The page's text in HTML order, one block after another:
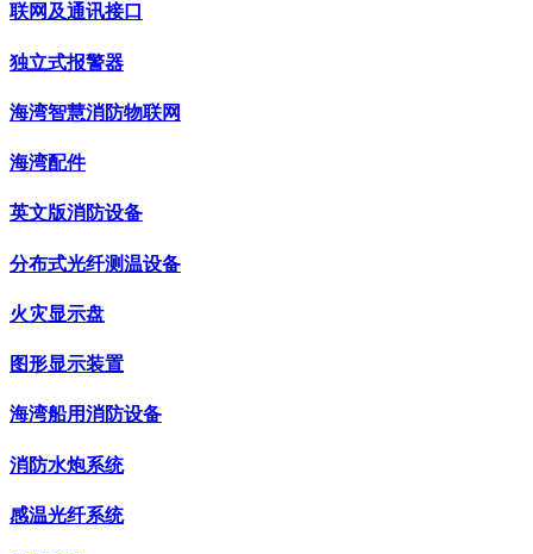
联网及通讯接口
独立式报警器
海湾智慧消防物联网
海湾配件
英文版消防设备
分布式光纤测温设备
火灾显示盘
图形显示装置
海湾船用消防设备
消防水炮系统
感温光纤系统